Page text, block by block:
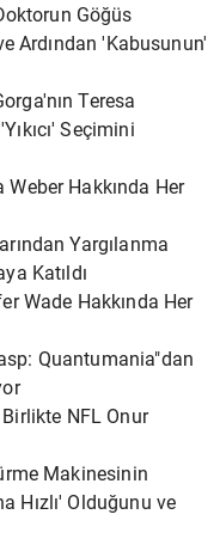
Göğüs
Ardından 'Kabusunun'
Teresa
Seçimini
Weber Hakkında Her
Yargılanma
Katıldı
Wade Hakkında Her
Quantumania"dan
NFL Onur
Makinesinin
Hızlı' Olduğunu ve